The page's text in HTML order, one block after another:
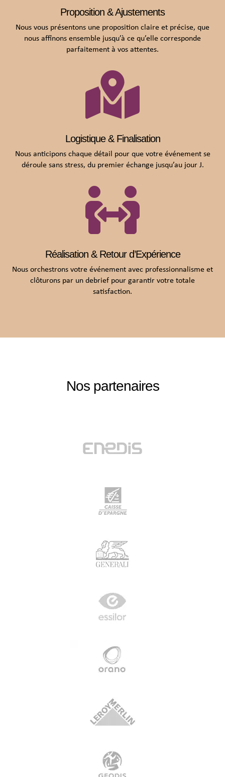
Proposition & Ajustements
Nous vous présentons une proposition claire et précise, que
nous affînons ensemble jusqu’à ce qu’elle corresponde
parfaitement à vos attentes.

Logistique & Finalisation
Nous anticipons chaque détail pour que votre événement se
déroule sans stress, du premier échange jusqu’au jour J.

Réalisation & Retour d’Expérience
Nous orchestrons votre événement avec professionnalisme et
clôturons par un debrief pour garantir votre totale
satisfaction.
Nos partenaires